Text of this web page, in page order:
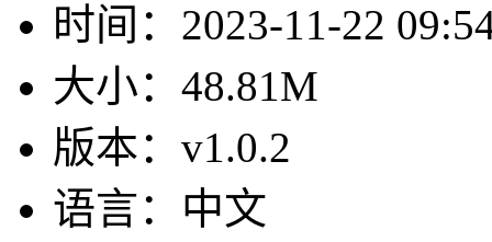
时间： 2023-11-22
大小： 48.81M
版本： v1.0.2
语言： 中文